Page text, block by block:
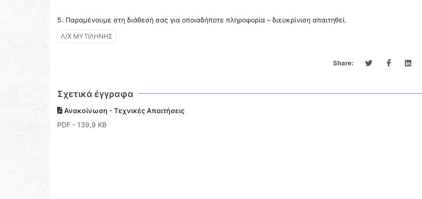
5. Παραμένουμε στη διάθεσή σας για οποιαδήποτε πληροφορία – διευκρίνιση απαιτηθεί.
Λ/Χ ΜΥΤΙΛΗΝΗΣ
Share:
Σχετικά έγγραφα
Ανακοίνωση - Τεχνικές Απαιτήσεις
PDF - 139,9 KB